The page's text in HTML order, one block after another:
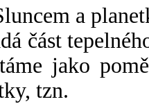
a
část
jako
tzn.